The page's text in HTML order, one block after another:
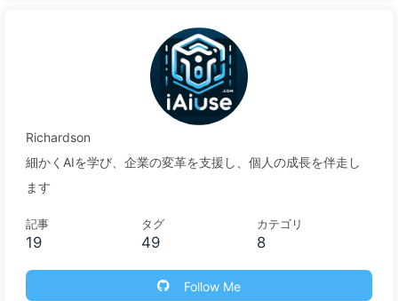
Richardson
細かくAIを学び、企業の変革を支援し、個人の成長を伴走し
ます
記事
19
タグ
49
カテゴリ
8
Follow Me